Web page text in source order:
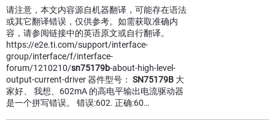
请注意，本文内容源自机器翻译，可能存在语法
或其它翻译错误，仅供参考。如需获取准确内
容，请参阅链接中的英语原文或自行翻译。
https://e2e.ti.com/support/interface-
group/interface/f/interface-
forum/1210210/sn75179b-about-high-level-
output-current-driver 器件型号： SN75179B 大
家好、 我想、602mA 的高电平输出电流驱动器
是一个拼写错误。 错误:602. 正确:60…